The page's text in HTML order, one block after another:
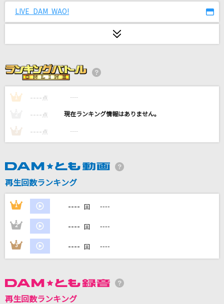
大江裕
back number
ハナミズキ
PLAYBACK
緋色の空(ひしょくのそら)
川田まみ
アンマー
FIRE AFTER FIRE
LIVE DAM WAO!
1 ---- 点 ----
---- 点 ----
3 ---- 点 ----
再生回数ランキング
1 ---- 回 ----
2 ---- 回 ----
3 ---- 回 ----
再生回数ランキング